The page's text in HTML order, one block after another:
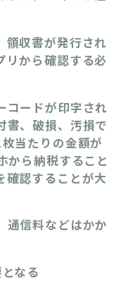
領収書が発行され
リから確認する必
コードが印字され
書、破損、汚損で
当たりの金額が
から納税すること
確認することが大
通信料などはかか
なる